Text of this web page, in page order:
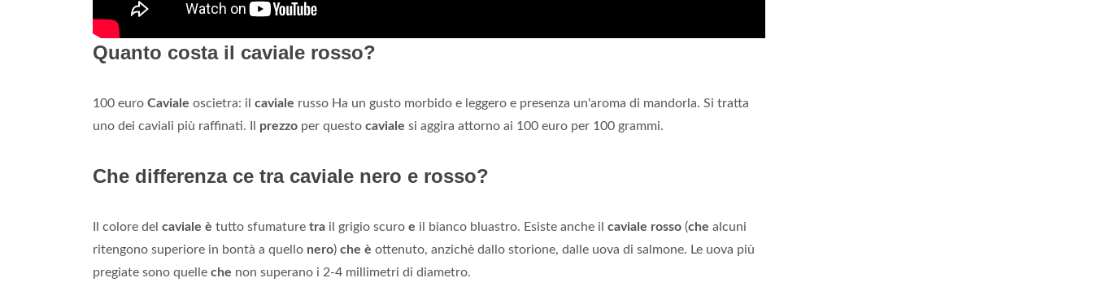
Quanto costa il caviale rosso?
100 euro Caviale oscietra: il caviale russo Ha un gusto morbido e leggero e presenza un'aroma di mandorla. Si tratta
uno dei caviali più raffinati. Il prezzo per questo caviale si aggira attorno ai 100 euro per 100 grammi.
Che differenza ce tra caviale nero e rosso?
Il colore del caviale è tutto sfumature tra il grigio scuro e il bianco bluastro. Esiste anche il caviale rosso (che alcuni
ritengono superiore in bontà a quello nero) che è ottenuto, anzichè dallo storione, dalle uova di salmone. Le uova più
pregiate sono quelle che non superano i 2-4 millimetri di diametro.